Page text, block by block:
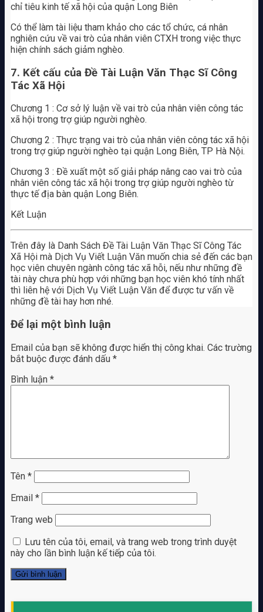
chỉ tiêu kinh tế xã hội của quận Long Biên
Có thể làm tài liệu tham khảo cho các tổ chức, cá nhân
nghiên cứu về vai trò của nhân viên CTXH trong việc thực
hiện chính sách giảm nghèo.
7. Kết cấu của Đề Tài Luận Văn Thạc Sĩ Công
Tác Xã Hội
Chương 1 : Cơ sở lý luận về vai trò của nhân viên công tác
xã hội trong trợ giúp người nghèo.
Chương 2 : Thực trạng vai trò của nhân viên công tác xã hội
trong trợ giúp người nghèo tại quận Long Biên, TP Hà Nội.
Chương 3 : Đề xuất một số giải pháp nâng cao vai trò của
nhân viên công tác xã hội trong trợ giúp người nghèo từ
thực tế địa bàn quận Long Biên.
Kết Luận
Trên đây là Danh Sách Đề Tài Luận Văn Thạc Sĩ Công Tác
Xã Hội mà Dịch Vụ Viết Luận Văn muốn chia sẻ đến các bạn
học viên chuyên ngành công tác xã hỗi, nếu như những đề
tài này chưa phù hợp với những bạn học viên khó tính nhất
thì liên hệ với Dịch Vụ Viết Luận Văn để được tư vấn về
những đề tài hay hơn nhé.
Để lại một bình luận
Email của bạn sẽ không được hiển thị công khai. Các trường
bắt buộc được đánh dấu *
Bình luận *
Tên *
Email *
Trang web
Lưu tên của tôi, email, và trang web trong trình duyệt
này cho lần bình luận kế tiếp của tôi.